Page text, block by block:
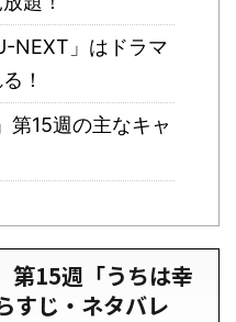
NEXT」はドラマ
！
第15週の主なキャ
第15週「うちは幸
すじ・ネタバレ